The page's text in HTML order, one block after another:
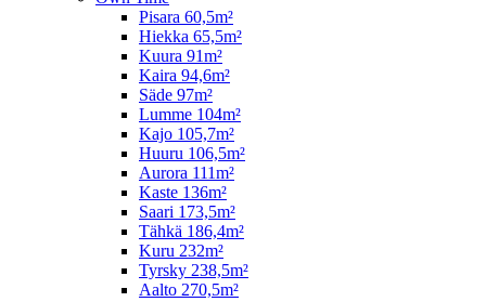
Pisara 60,5m²
Hiekka 65,5m²
Kuura 91m²
Kaira 94,6m²
Säde 97m²
Lumme 104m²
Kajo 105,7m²
Huuru 106,5m²
Aurora 111m²
Kaste 136m²
Saari 173,5m²
Tähkä 186,4m²
Kuru 232m²
Tyrsky 238,5m²
Aalto 270,5m²